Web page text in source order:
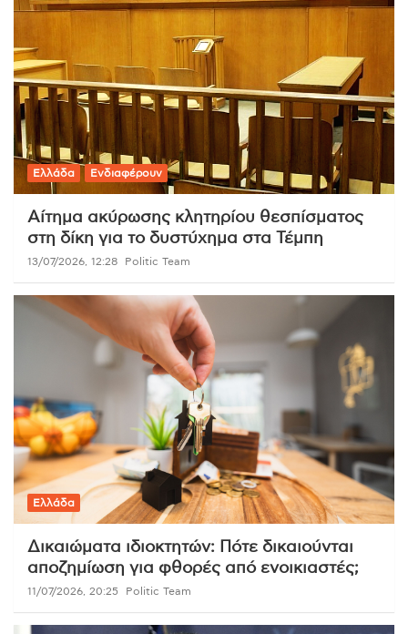
Ελλάδα Ενδιαφέρουν
Αίτημα ακύρωσης κλητηρίου θεσπίσματος
στη δίκη για το δυστύχημα στα Τέμπη
13/07/2026, 12:28 Politic Team
Ελλάδα
Δικαιώματα ιδιοκτητών: Πότε δικαιούνται
αποζημίωση για φθορές από ενοικιαστές;
11/07/2026, 20:25 Politic Team